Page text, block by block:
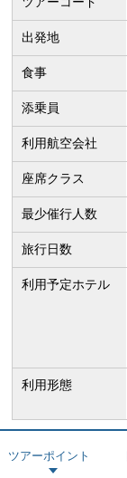
出発地
食事
添乗員
利用航空会社
座席クラス
最少催行人数
旅行日数
利用予定ホテル
利用形態
ツアーポイント